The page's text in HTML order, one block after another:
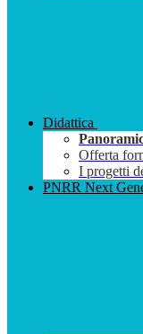
Didattica
Offerta
I progetti
PNRR Next